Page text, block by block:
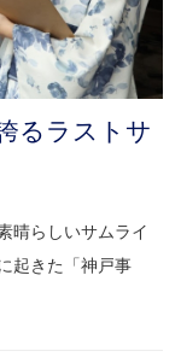
るラストサ
晴らしいサムライ
起きた「神戸事